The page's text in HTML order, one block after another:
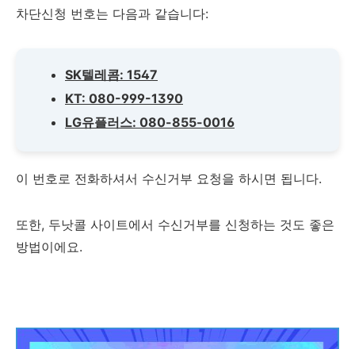
차단신청 번호는 다음과 같습니다:
SK텔레콤: 1547
KT: 080-999-1390
LG유플러스: 080-855-0016
이 번호로 전화하셔서 수신거부 요청을 하시면 됩니다.
또한, 두낫콜 사이트에서 수신거부를 신청하는 것도 좋은
방법이에요.